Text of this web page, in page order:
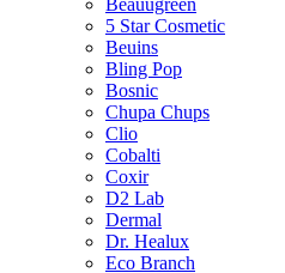
Beauugreen
5 Star Cosmetic
Beuins
Bling Pop
Bosnic
Chupa Chups
Clio
Cobalti
Coxir
D2 Lab
Dermal
Dr. Healux
Eco Branch